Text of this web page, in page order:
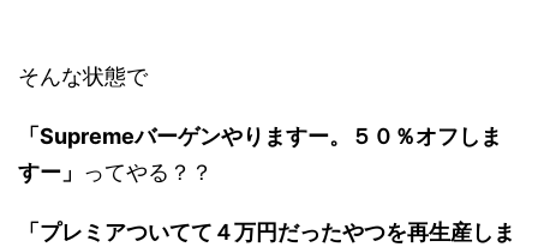
そんな状態で
「Supremeバーゲンやりますー。５０％オフしま
すー」 ってやる？？
「プレミアついてて４万円だったやつを再生産しま